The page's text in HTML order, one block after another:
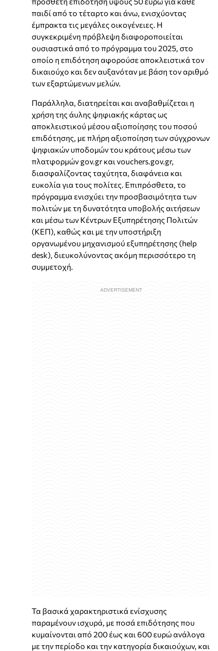
παιδί από το τέταρτο και άνω, ενισχύοντας
έμπρακτα τις μεγάλες οικογένειες. Η
συγκεκριμένη πρόβλεψη διαφοροποιείται
ουσιαστικά από το πρόγραμμα του 2025, στο
οποίο η επιδότηση αφορούσε αποκλειστικά τον
δικαιούχο και δεν αυξανόταν με βάση τον αριθμό
των εξαρτώμενων μελών.
Παράλληλα, διατηρείται και αναβαθμίζεται η
χρήση της άυλης ψηφιακής κάρτας ως
αποκλειστικού μέσου αξιοποίησης του ποσού
επιδότησης, με πλήρη αξιοποίηση των σύγχρονων
ψηφιακών υποδομών του κράτους μέσω των
πλατφορμών gov.gr και vouchers.gov.gr,
διασφαλίζοντας ταχύτητα, διαφάνεια και
ευκολία για τους πολίτες. Επιπρόσθετα, το
πρόγραμμα ενισχύει την προσβασιμότητα των
πολιτών με τη δυνατότητα υποβολής αιτήσεων
και μέσω των Κέντρων Εξυπηρέτησης Πολιτών
(ΚΕΠ), καθώς και με την υποστήριξη
οργανωμένου μηχανισμού εξυπηρέτησης (help
desk), διευκολύνοντας ακόμη περισσότερο τη
συμμετοχή.
Τα βασικά χαρακτηριστικά ενίσχυσης
παραμένουν ισχυρά, με ποσά επιδότησης που
κυμαίνονται από 200 έως και 600 ευρώ ανάλογα
με την περίοδο και την κατηγορία δικαιούχων, και